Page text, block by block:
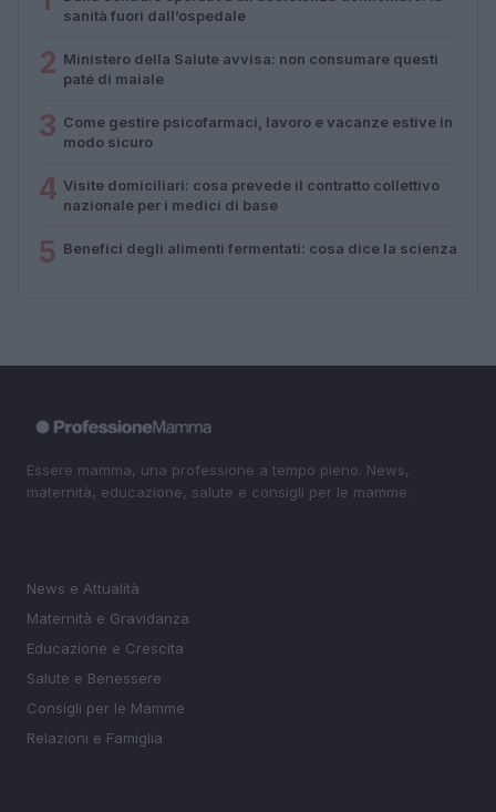
sanità fuori dall’ospedale
2 Ministero della Salute avvisa: non consumare questi
paté di maiale
3 Come gestire psicofarmaci, lavoro e vacanze estive in
modo sicuro
4 Visite domiciliari: cosa prevede il contratto collettivo
nazionale per i medici di base
5 Benefici degli alimenti fermentati: cosa dice la scienza
Essere mamma, una professione a tempo pieno. News,
maternità, educazione, salute e consigli per le mamme.
News e Attualità
Maternità e Gravidanza
Educazione e Crescita
Salute e Benessere
Consigli per le Mamme
Relazioni e Famiglia